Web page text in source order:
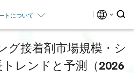
トについて
グ接着剤市場規模・シ
トレンドと予測（2026